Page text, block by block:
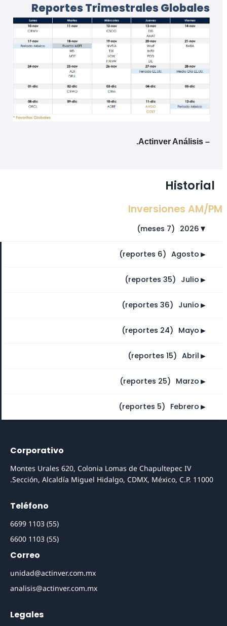
Reportes Trimestrales Globales
– Actinver Análisis.
Historial
Inversiones AM/PM
►
2026
(7 meses)
►
Agosto
⠀
(6 reportes)
►
Julio
(35 reportes)
►
Junio
(36 reportes)
►
Mayo
(24 reportes)
►
Abril
⠀
(15 reportes)
►
Marzo
(25 reportes)
►
Febrero
(5 reportes)
Corporativo
Montes Urales 620, Colonia Lomas de Chapultepec IV
Sección, Alcaldía Miguel Hidalgo, CDMX, México, C.P. 11000.
Teléfono
(55) 1103 6699
(55) 1103 6600
Correo
unidad@actinver.com.mx
analisis@actinver.com.mx
Legales